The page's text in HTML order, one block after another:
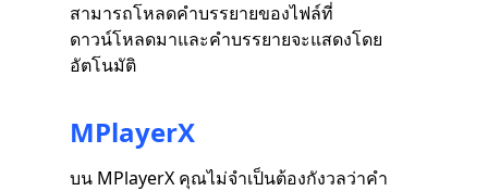
สามารถโหลดคำบรรยายของไฟล์ที่
ดาวน์โหลดมาและคำบรรยายจะแสดงโดย
อัตโนมัติ
MPlayerX
บน MPlayerX คุณไม่จำเป็นต้องกังวลว่าคำ